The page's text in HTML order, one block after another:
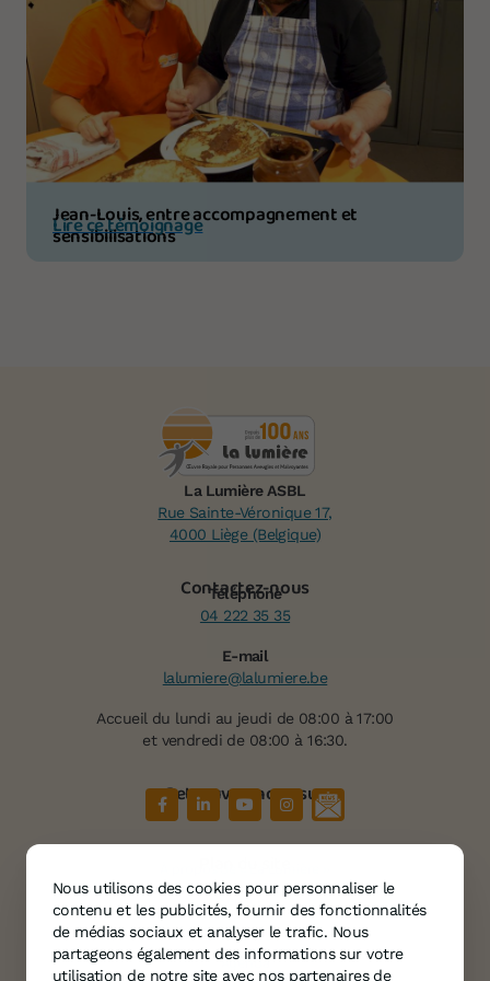
Jean-Louis, entre accompagnement et
sensibilisations
Lire ce témoignage
Nous utilisons des cookies pour personnaliser le
contenu et les publicités, fournir des fonctionnalités
de médias sociaux et analyser le trafic. Nous
partageons également des informations sur votre
utilisation de notre site avec nos partenaires de
La Lumière ASBL
Rue Sainte-Véronique 17,
4000 Liège (Belgique)
Contactez-nous
Téléphone
04 222 35 35
E-mail
lalumiere@lalumiere.be
Accueil du lundi au jeudi de 08:00 à 17:00
et vendredi de 08:00 à 16:30.
Retrouvez-nous sur
Services
Témoignages
Agenda